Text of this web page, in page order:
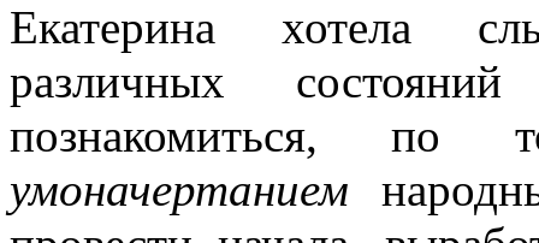
Екатерина хотела
различных
познакомиться, по
умоначертанием